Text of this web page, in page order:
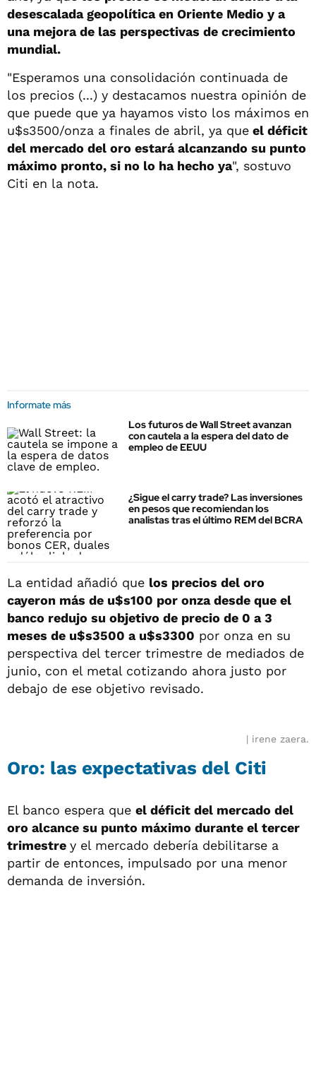
desescalada geopolítica en Oriente Medio y a
una mejora de las perspectivas de crecimiento
mundial.
"Esperamos una consolidación continuada de
los precios (...) y destacamos nuestra opinión de
que puede que ya hayamos visto los máximos en
u$s3500/onza a finales de abril, ya que el déficit
del mercado del oro estará alcanzando su punto
máximo pronto, si no lo ha hecho ya", sostuvo
Citi en la nota.
Informate más
Los futuros de Wall Street avanzan
con cautela a la espera del dato de
empleo de EEUU
¿Sigue el carry trade? Las inversiones
en pesos que recomiendan los
analistas tras el último REM del BCRA
La entidad añadió que los precios del oro
cayeron más de u$s100 por onza desde que el
banco redujo su objetivo de precio de 0 a 3
meses de u$s3500 a u$s3300 por onza en su
perspectiva del tercer trimestre de mediados de
junio, con el metal cotizando ahora justo por
debajo de ese objetivo revisado.
irene zaera.
Oro: las expectativas del Citi
El banco espera que el déficit del mercado del
oro alcance su punto máximo durante el tercer
trimestre y el mercado debería debilitarse a
partir de entonces, impulsado por una menor
demanda de inversión.